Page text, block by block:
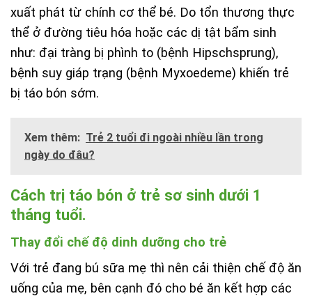
xuất phát từ chính cơ thể bé. Do tổn thương thực
thể ở đường tiêu hóa hoặc các dị tật bẩm sinh
như: đại tràng bị phình to (bệnh Hipschsprung),
bệnh suy giáp trạng (bệnh Myxoedeme) khiến trẻ
bị táo bón sớm.
Xem thêm: Trẻ 2 tuổi đi ngoài nhiều lần trong
ngày do đâu?
Cách trị táo bón ở trẻ sơ sinh dưới 1
tháng tuổi.
Thay đổi chế độ dinh dưỡng cho trẻ
Với trẻ đang bú sữa mẹ thì nên cải thiện chế độ ăn
uống của mẹ, bên cạnh đó cho bé ăn kết hợp các